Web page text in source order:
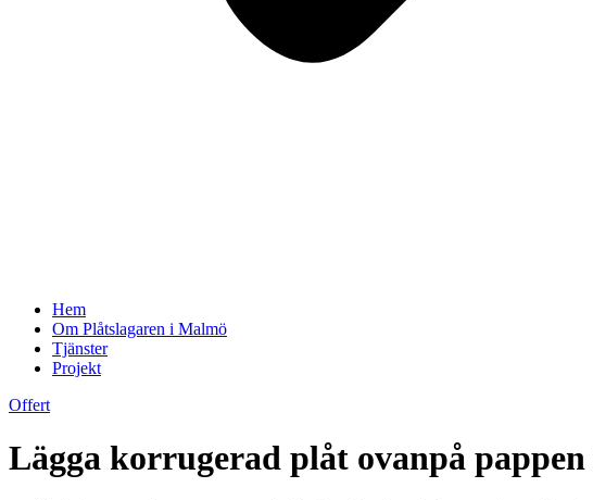
Hem
Om Plåtslagaren i Malmö
Tjänster
Projekt
Offert
Lägga korrugerad plåt ovanpå